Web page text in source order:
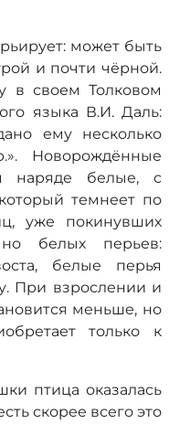
может быть
и почти чёрной.
в своем Толковом
языка В.И. Даль:
ему несколько
Новорождённые
наряде белые, с
темнеет по
уже покинувших
белых перьев:
белые перья
При взрослении и
меньше, но
только к
птица оказалась
скорее всего это